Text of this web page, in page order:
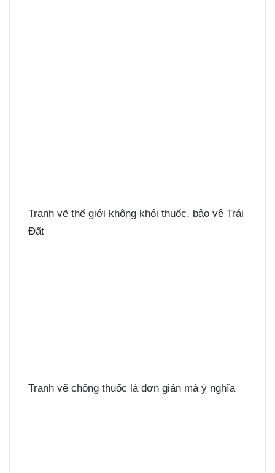
Tranh vẽ thế giới không khói thuốc, bảo vệ Trái
Đất
Tranh vẽ chống thuốc lá đơn giản mà ý nghĩa